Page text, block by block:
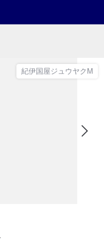
紀伊国屋ジュウヤクM